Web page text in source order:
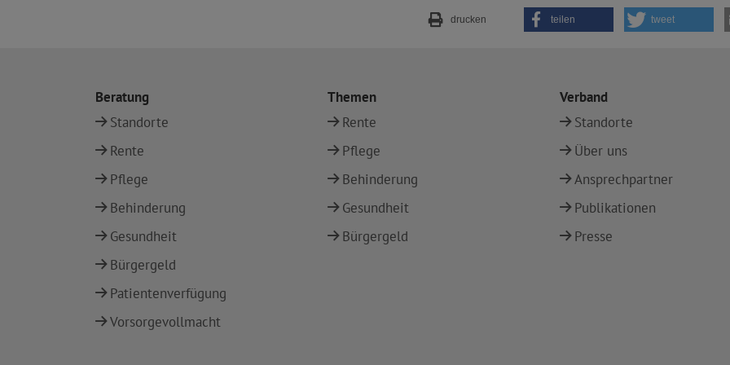
drucken teilen tweet
Beratung
Standorte
Rente
Pflege
Behinderung
Gesundheit
Bürgergeld
Patientenverfügung
Vorsorgevollmacht
Themen
Rente
Pflege
Behinderung
Gesundheit
Bürgergeld
Verband
Standorte
Über uns
Ansprechpartner
Publikationen
Presse